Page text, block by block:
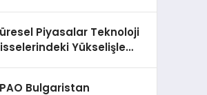
Piyasalar Teknoloji
Yükselişle
Bulgaristan